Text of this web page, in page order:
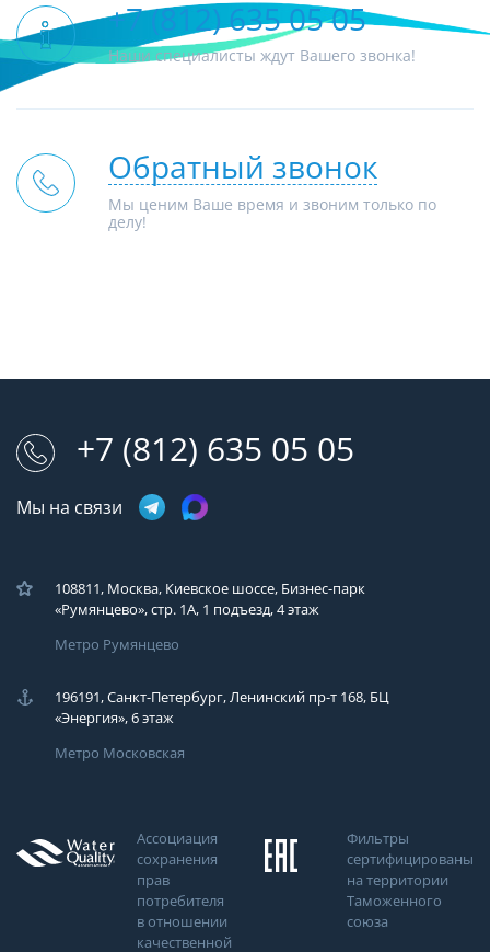
+7 (812) 635 05 05
Наши специалисты ждут Вашего звонка!
Обратный звонок
Мы ценим Ваше время и звоним только по
делу!
+7 (812) 635 05 05
Мы на связи
108811, Москва, Киевское шоссе, Бизнес-парк
«Румянцево», стр. 1А, 1 подъезд, 4 этаж
Метро Румянцево
196191, Санкт-Петербург, Ленинский пр-т 168, БЦ
«Энергия», 6 этаж
Метро Московская
Ассоциация
сохранения
прав
потребителя
в отношении
качественной
Фильтры
сертифицированы
на территории
Таможенного
союза